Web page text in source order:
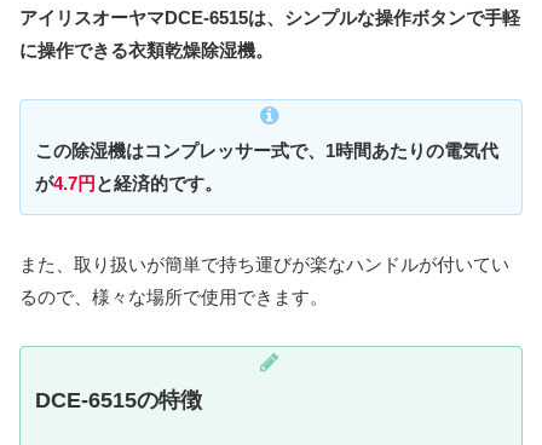
アイリスオーヤマDCE-6515は、シンプルな操作ボタンで手軽
に操作できる衣類乾燥除湿機。
この除湿機はコンプレッサー式で、1時間あたりの電気代
が4.7円 と経済的です。
また、取り扱いが簡単で持ち運びが楽なハンドルが付いてい
るので、様々な場所で使用できます。
DCE-6515の特徴